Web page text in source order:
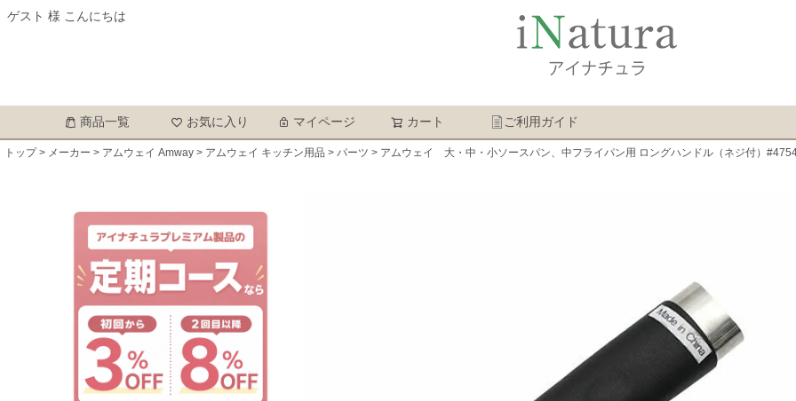
ゲスト 様 こんにちは
商品一覧 お気に入り マイページ カート ご利用ガイド
トップ メーカー アムウェイ Amway アムウェイ キッチン用品 パーツ アムウェイ 大・中・小ソースパン、中フライパン用 ロングハンドル（ネジ付）